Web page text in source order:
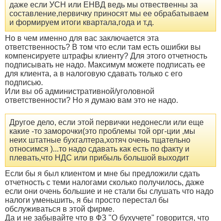
даже если УСН или ЕНВД ведь мы отвественны за
составление,первичку приносят мы ее обрабатываем
и формируем итоги квартала,года и т.д.
Но в чем именно для вас заключается эта
ответственность? В том что если там есть ошибки вы
компенсируете штрафы клиенту? Для этого отчетность
подписывать не надо. Максимум можете подписать ее
для клиента, а в налоговую сдавать только с его
подписью.
Или вы об административной/уголовной
ответственности? Но я думаю вам это не надо.
Другое дело, если этой первички недонесли или еще
какие -то заморочки(это проблемы той орг-ции ,мы
неих штатные бухгалтера,хотяч очень тщательно
относимся )...то надо сдавать как есть по факту и
плевать,что НДС или прибыль большой выходит
Если бы я был клиентом и мне бы предложили сдать
отчетность с теми налогами сколько получилось, даже
если они очень большие и не стали бы слушать что надо
налоги уменьшить, я бы просто перестал бы
обслуживаться в этой фирме.
Да и не забывайте что в ФЗ "О бухучете" говорится, что